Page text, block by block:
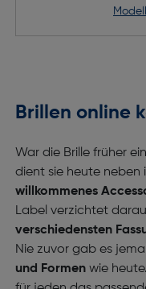
Brillen online
War die Brille früher
dient sie heute neben
willkommenes
Label verzichtet
verschiedensten
Nie zuvor gab es
und Formenwie